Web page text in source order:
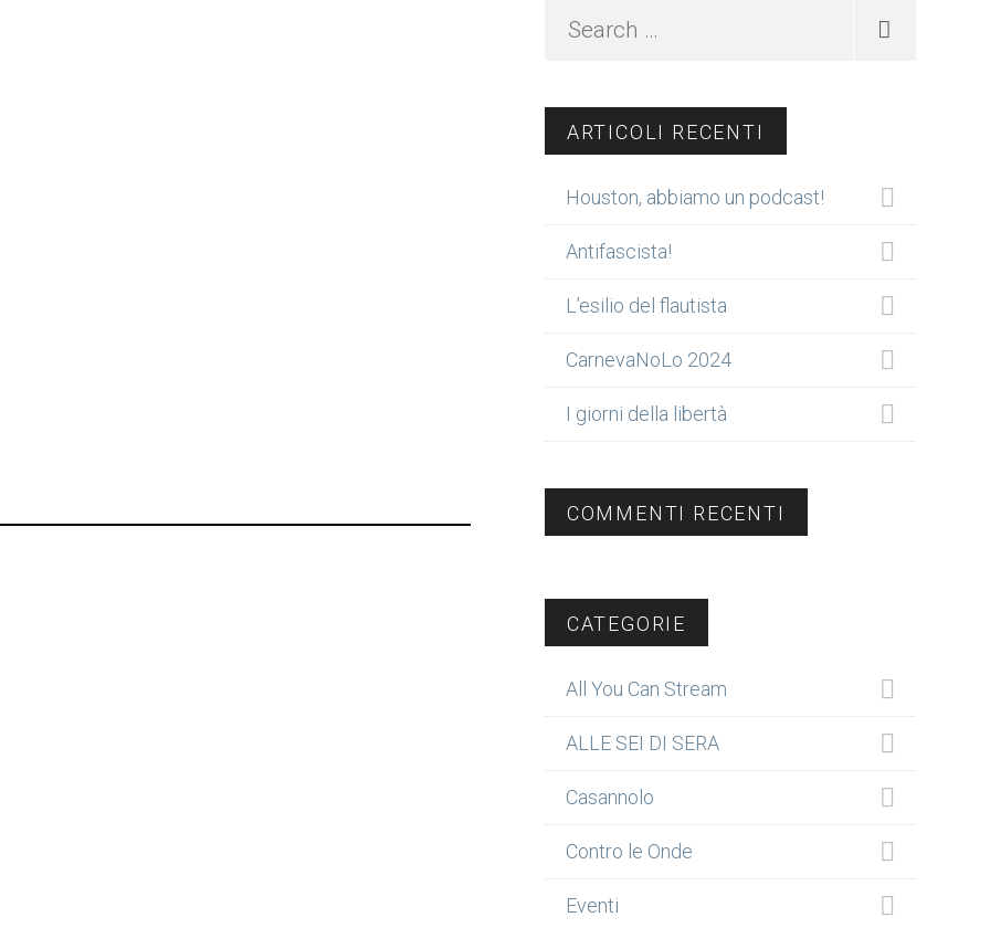
ARTICOLI RECENTI
Houston, abbiamo un podcast!
Antifascista!
L’esilio del flautista
CarnevaNoLo 2024
I giorni della libertà
COMMENTI RECENTI
CATEGORIE
All You Can Stream
ALLE SEI DI SERA
Casannolo
Contro le Onde
Eventi